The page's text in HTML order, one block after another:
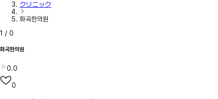
クリニック
화곡한의원
1 / 0
화곡한의원
0.0
0